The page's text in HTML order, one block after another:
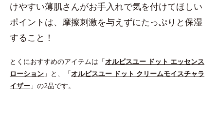
けやすい薄肌さんがお手入れで気を付けてほしい
ポイントは、摩擦刺激を与えずにたっぷりと保湿
すること！
とくにおすすめのアイテムは「オルビスユー ドット エッセンス
ローション 」と、「オルビスユー ドット クリームモイスチャラ
イザー 」の2品です。